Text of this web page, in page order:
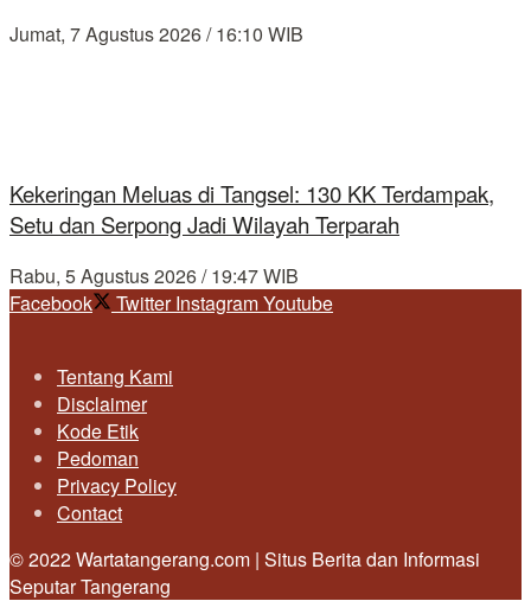
Jumat, 7 Agustus 2026 / 16:10 WIB
Kekeringan Meluas di Tangsel: 130 KK Terdampak,
Setu dan Serpong Jadi Wilayah Terparah
Rabu, 5 Agustus 2026 / 19:47 WIB
Facebook
Twitter InstagramYoutube
Tentang Kami
Disclaimer
Kode Etik
Pedoman
Privacy Policy
Contact
© 2022 Wartatangerang.com | Situs Berita dan Informasi
Seputar Tangerang